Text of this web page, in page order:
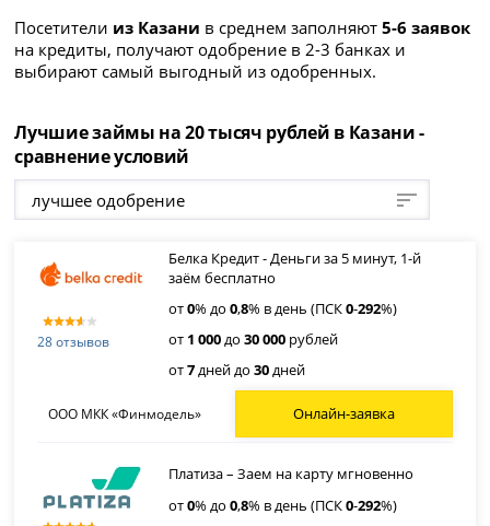
Посетители из Казани в среднем заполняют5-6 заявок
на кредиты, получают одобрение в 2-3 банках и
выбирают самый выгодный из одобренных.
Лучшие займы на 20 тысяч рублей в Казани -
сравнение условий
лучшее одобрение
28 отзывов
Белка Кредит - Деньги за 5 минут, 1-й
заём бесплатно
от0% до0,8% в день (ПСК0-292%)
от 1 000до30 000 рублей
от7дней до30дней
ООО МКК «Финмодель» Онлайн-заявка
Платиза – Заем на карту мгновенно
от0% до0,8% в день (ПСК0-292%)